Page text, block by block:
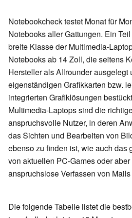
Notebookcheck testet Monat für
Notebooks aller Gattungen. Ein
breite Klasse der Multimedia-
Notebooks ab 14 Zoll, die seitens
Hersteller als Allrounder ausgelegt
eigenständigen Grafikkarten bzw.
integrierten Grafiklösungen
Multimedia-Laptops sind die
anspruchsvolle Nutzer, in deren
das Sichten und Bearbeiten von
ebenso zu finden ist, wie auch das
von aktuellen PC-Games oder
anspruchslose Verfassen von
Die folgende Tabelle listet die